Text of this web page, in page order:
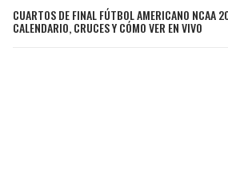
CUARTOS DE FINAL FÚTBOL AMERICANO NCAA
CALENDARIO, CRUCES Y CÓMO VER EN VIVO